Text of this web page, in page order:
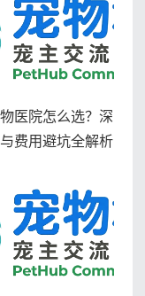
医院怎么选？深
费用避坑全解析